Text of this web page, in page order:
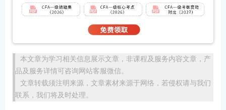
本文章为学习相关信息展示文章，非课程及服务内容文章，产
品及服务详情可咨询网站客服微信。
文章转载须注明来源，文章素材来源于网络，若侵权请与我们
联系，我们将及时处理。